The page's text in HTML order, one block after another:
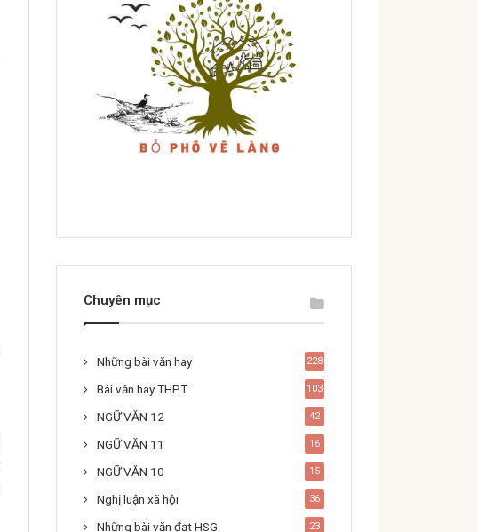
Chuyên mục
Những bài văn hay 228
Bài văn hay THPT 103
NGỮ VĂN 12 42
NGỮ VĂN 11 16
NGỮ VĂN 10 15
Nghị luận xã hội 36
Những bài văn đạt HSG 23